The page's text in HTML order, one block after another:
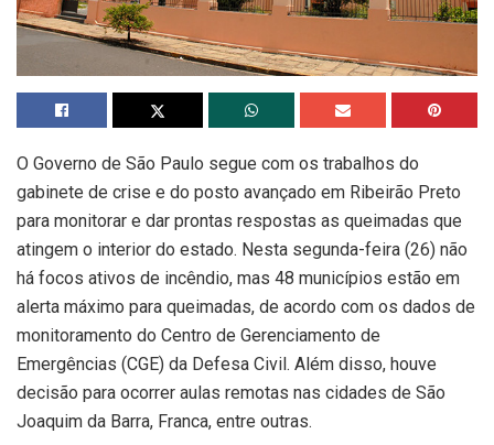
O Governo de São Paulo segue com os trabalhos do
gabinete de crise e do posto avançado em Ribeirão Preto
para monitorar e dar prontas respostas as queimadas que
atingem o interior do estado. Nesta segunda-feira (26) não
há focos ativos de incêndio, mas 48 municípios estão em
alerta máximo para queimadas, de acordo com os dados de
monitoramento do Centro de Gerenciamento de
Emergências (CGE) da Defesa Civil. Além disso, houve
decisão para ocorrer aulas remotas nas cidades de São
Joaquim da Barra, Franca, entre outras.